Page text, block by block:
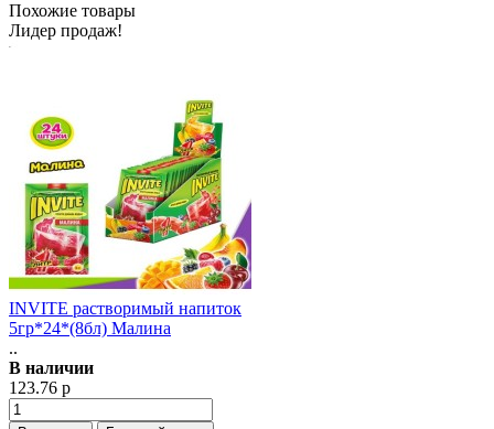
Похожие товары
Лидер продаж!
INVITE растворимый напиток
5гр*24*(8бл) Малина
..
В наличии
123.76 р